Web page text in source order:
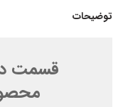
توضیحات
قسمت